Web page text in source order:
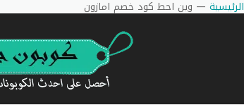
الرئيسية — وين احط كود خصم امازون